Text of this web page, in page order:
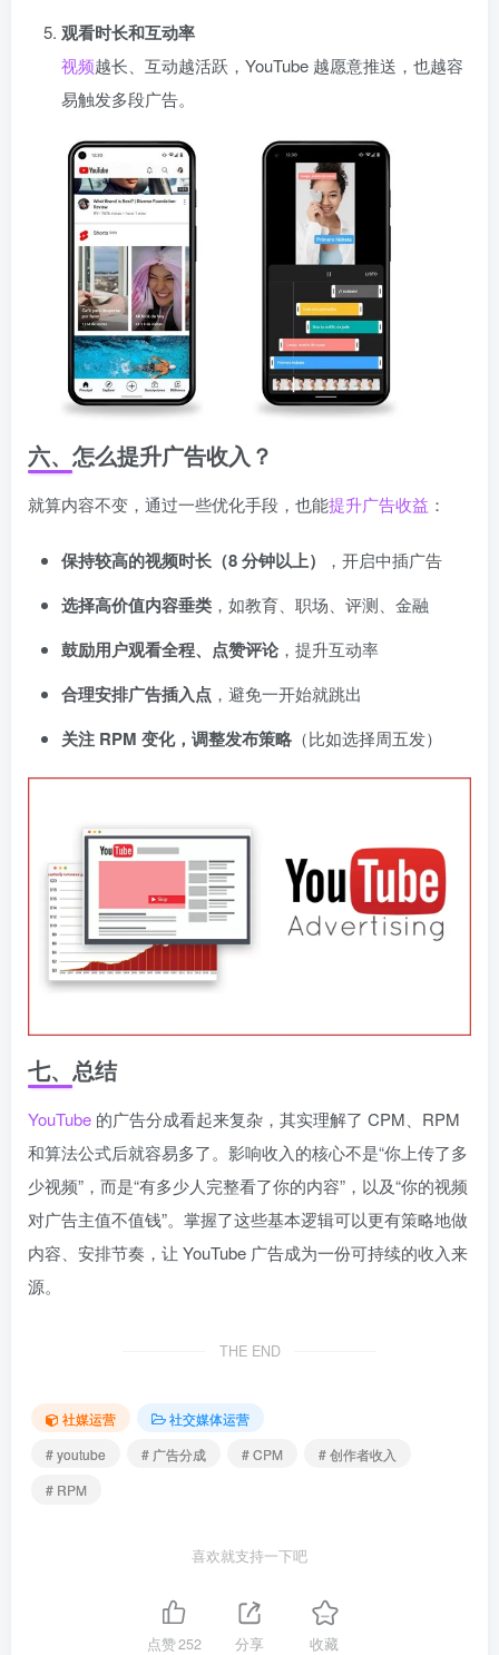
观看时长和互动率
视频越长、互动越活跃，YouTube 越愿意推送，也越容
易触发多段广告。
六、怎么提升广告收入？
就算内容不变，通过一些优化手段，也能提升广告收益 ：
保持较高的视频时长（8 分钟以上） ，开启中插广告
选择高价值内容垂类 ，如教育、职场、评测、金融
鼓励用户观看全程、点赞评论，提升互动率
合理安排广告插入点 ，避免一开始就跳出
关注 RPM 变化，调整发布策略 （比如选择周五发）
七、总结
YouTube 的广告分成看起来复杂，其实理解了 CPM、RPM
和算法公式后就容易多了。影响收入的核心不是“你上传了多
少视频”，而是“有多少人完整看了你的内容”，以及“你的视频
对广告主值不值钱”。掌握了这些基本逻辑可以更有策略地做
内容、安排节奏，让 YouTube 广告成为一份可持续的收入来
源。
THE END
社媒运营
社交媒体运营
# youtube
# 广告分成 # CPM
# 创作者收入
# RPM
喜欢就支持一下吧
点赞252 分享 收藏